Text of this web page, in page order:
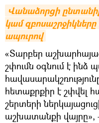
Վանաձորցի
կամ
ապուրով
«Տարբեր
շփումն օգնում է ինձ
հետաքրքիր է շփվել
շերտերի
աշխատանքի վայրը», -